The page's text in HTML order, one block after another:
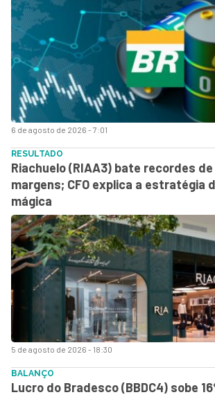
6 de agosto de 2026 - 7:01
5 de agosto de 2026 - 18:30
RESULTADO
Riachuelo (RIAA3) bate recordes
margens; CFO explica a estratégia
mágica
BALANÇO
Lucro do Bradesco (BBDC4) sobe